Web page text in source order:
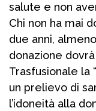
salute e non
Chi non ha mai
due anni,
donazione
Trasfusionale la
un prelievo di
l’idoneità alla